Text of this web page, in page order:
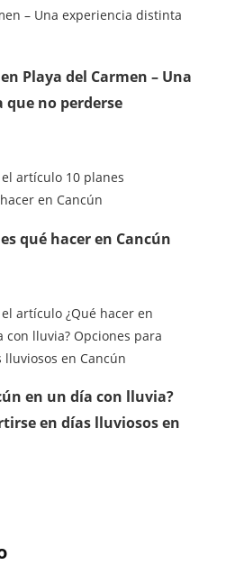
Playa del Carmen – Una
no perderse
qué hacer en Cancún
en un día con lluvia?
en días lluviosos en